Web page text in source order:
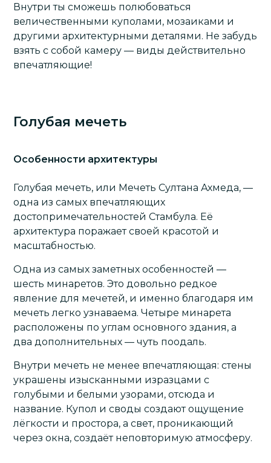
Внутри ты сможешь полюбоваться
величественными куполами, мозаиками и
другими архитектурными деталями. Не забудь
взять с собой камеру — виды действительно
впечатляющие!
Голубая мечеть
Особенности архитектуры
Голубая мечеть, или Мечеть Султана Ахмеда, —
одна из самых впечатляющих
достопримечательностей Стамбула. Её
архитектура поражает своей красотой и
масштабностью.
Одна из самых заметных особенностей —
шесть минаретов. Это довольно редкое
явление для мечетей, и именно благодаря им
мечеть легко узнаваема. Четыре минарета
расположены по углам основного здания, а
два дополнительных — чуть поодаль.
Внутри мечеть не менее впечатляющая: стены
украшены изысканными изразцами с
голубыми и белыми узорами, отсюда и
название. Купол и своды создают ощущение
лёгкости и простора, а свет, проникающий
через окна, создаёт неповторимую атмосферу.